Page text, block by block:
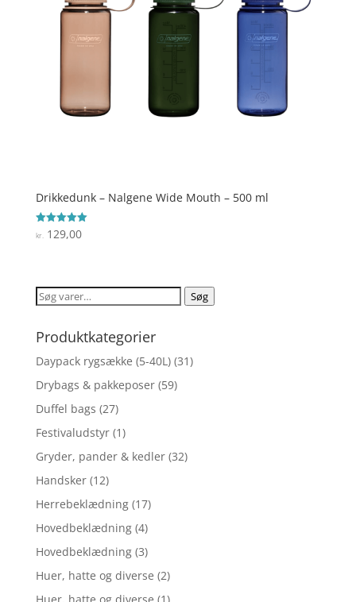
Drikkedunk – Nalgene Wide Mouth – 500 ml
Vurderet
5
kr. 129,00
Søg
Søg
Produktkategorier
Daypack rygsække (5-40L) (31)
Drybags & pakkeposer (59)
Duffel bags (27)
Festivaludstyr (1)
Gryder, pander & kedler (32)
Handsker (12)
Herrebeklædning (17)
Hovedbeklædning (4)
Hovedbeklædning (3)
Huer, hatte og diverse (2)